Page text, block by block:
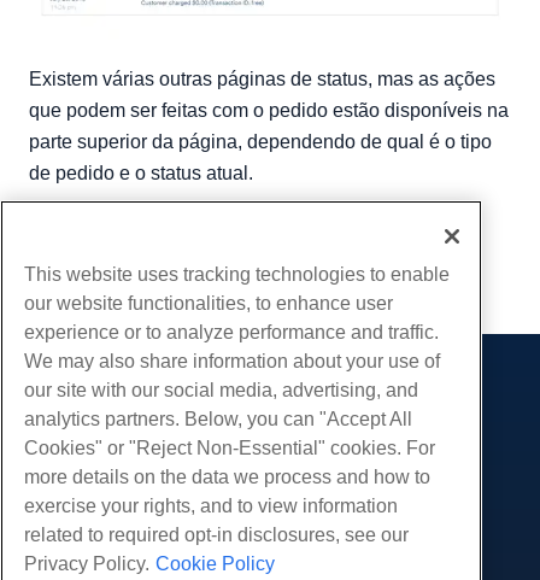
Existem várias outras páginas de status, mas as ações
que podem ser feitas com o pedido estão disponíveis na
parte superior da página, dependendo de qual é o tipo
de pedido e o status atual.
cópia de URL
Produtos
Hospedagem na web
Hospedagem Empresarial
Revendedor com etiqueta em branco
Linux gerenciado VPS
Serviços
Migrações de sites
Comunidade
Documentação do Produto
Tutoriais
Companhia
Sobre nós
This website uses tracking technologies to enable
our website functionalities, to enhance user
experience or to analyze performance and traffic.
We may also share information about your use of
our site with our social media, advertising, and
analytics partners. Below, you can "Accept All
Cookies" or "Reject Non-Essential" cookies. For
more details on the data we process and how to
exercise your rights, and to view information
related to required opt-in disclosures, see our
Privacy Policy. Cookie Policy